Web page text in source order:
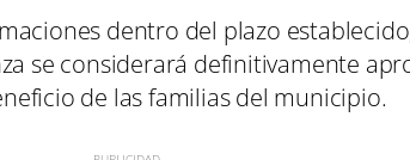
dentro del plazo
se considerará definitivamente
de las familias del municipio.